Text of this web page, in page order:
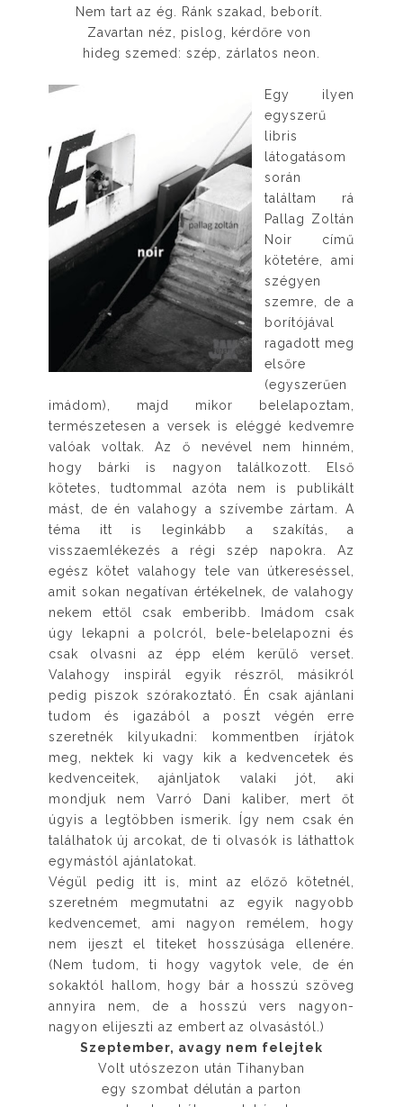
Nem tart az ég. Ránk szakad, beborít.
Zavartan néz, pislog, kérdőre von
hideg szemed: szép, zárlatos neon.
Egy ilyen
egyszerű
libris
látogatásom
során
találtam rá
Pallag Zoltán
Noir című
kötetére, ami
szégyen
szemre, de a
borítójával
ragadott meg
elsőre
(egyszerűen
imádom), majd mikor belelapoztam,
természetesen a versek is eléggé kedvemre
valóak voltak. Az ő nevével nem hinném,
hogy bárki is nagyon találkozott. Első
kötetes, tudtommal azóta nem is publikált
mást, de én valahogy a szívembe zártam. A
téma itt is leginkább a szakítás, a
visszaemlékezés a régi szép napokra. Az
egész kötet valahogy tele van útkereséssel,
amit sokan negatívan értékelnek, de valahogy
nekem ettől csak emberibb. Imádom csak
úgy lekapni a polcról, bele-belelapozni és
csak olvasni az épp elém kerülő verset.
Valahogy inspirál egyik részről, másikról
pedig piszok szórakoztató. Én csak ajánlani
tudom és igazából a poszt végén erre
szeretnék kilyukadni: kommentben írjátok
meg, nektek ki vagy kik a kedvencetek és
kedvenceitek, ajánljatok valaki jót, aki
mondjuk nem Varró Dani kaliber, mert őt
úgyis a legtöbben ismerik. Így nem csak én
találhatok új arcokat, de ti olvasók is láthattok
egymástól ajánlatokat.
Végül pedig itt is, mint az előző kötetnél,
szeretném megmutatni az egyik nagyobb
kedvencemet, ami nagyon remélem, hogy
nem ijeszt el titeket hosszúsága ellenére.
(Nem tudom, ti hogy vagytok vele, de én
sokaktól hallom, hogy bár a hosszú szöveg
annyira nem, de a hosszú vers nagyon-
nagyon elijeszti az embert az olvasástól.)
Szeptember, avagy nem felejtek
Volt utószezon után Tihanyban
egy szombat délután a parton